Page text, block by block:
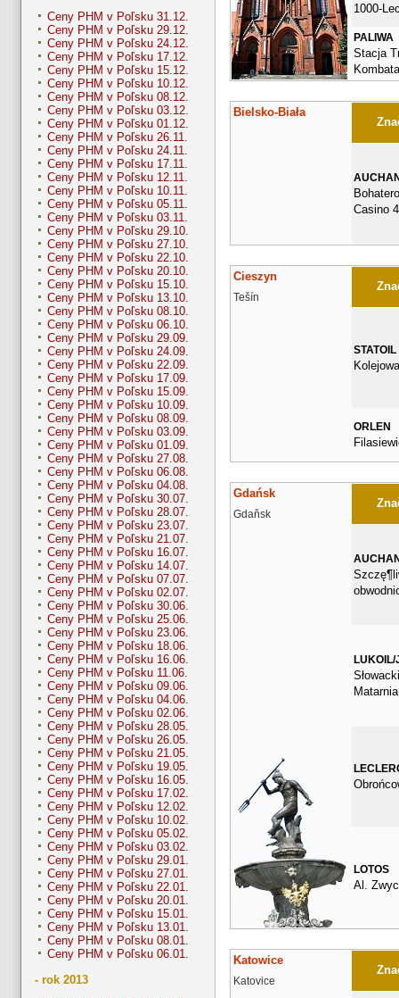
Ceny PHM v Poľsku 31.12.
Ceny PHM v Poľsku 29.12.
Ceny PHM v Poľsku 24.12.
Ceny PHM v Poľsku 17.12.
Ceny PHM v Poľsku 15.12.
Ceny PHM v Poľsku 10.12.
Ceny PHM v Poľsku 08.12.
Ceny PHM v Poľsku 03.12.
Ceny PHM v Poľsku 01.12.
Ceny PHM v Poľsku 26.11.
Ceny PHM v Poľsku 24.11.
Ceny PHM v Poľsku 17.11.
Ceny PHM v Poľsku 12.11.
Ceny PHM v Poľsku 10.11.
Ceny PHM v Poľsku 05.11.
Ceny PHM v Poľsku 03.11.
Ceny PHM v Poľsku 29.10.
Ceny PHM v Poľsku 27.10.
Ceny PHM v Poľsku 22.10.
Ceny PHM v Poľsku 20.10.
Ceny PHM v Poľsku 15.10.
Ceny PHM v Poľsku 13.10.
Ceny PHM v Poľsku 08.10.
Ceny PHM v Poľsku 06.10.
Ceny PHM v Poľsku 29.09.
Ceny PHM v Poľsku 24.09.
Ceny PHM v Poľsku 22.09.
Ceny PHM v Poľsku 17.09.
Ceny PHM v Poľsku 15.09.
Ceny PHM v Poľsku 10.09.
Ceny PHM v Poľsku 08.09.
Ceny PHM v Poľsku 03.09.
Ceny PHM v Poľsku 01.09.
Ceny PHM v Poľsku 27.08.
Ceny PHM v Poľsku 06.08.
Ceny PHM v Poľsku 04.08.
Ceny PHM v Poľsku 30.07.
Ceny PHM v Poľsku 28.07.
Ceny PHM v Poľsku 23.07.
Ceny PHM v Poľsku 21.07.
Ceny PHM v Poľsku 16.07.
Ceny PHM v Poľsku 14.07.
Ceny PHM v Poľsku 07.07.
Ceny PHM v Poľsku 02.07.
Ceny PHM v Poľsku 30.06.
Ceny PHM v Poľsku 25.06.
Ceny PHM v Poľsku 23.06.
Ceny PHM v Poľsku 18.06.
Ceny PHM v Poľsku 16.06.
Ceny PHM v Poľsku 11.06.
Ceny PHM v Poľsku 09.06.
Ceny PHM v Poľsku 04.06.
Ceny PHM v Poľsku 02.06.
Ceny PHM v Poľsku 28.05.
Ceny PHM v Poľsku 26.05.
Ceny PHM v Poľsku 21.05.
Ceny PHM v Poľsku 19.05.
Ceny PHM v Poľsku 16.05.
Ceny PHM v Poľsku 17.02.
Ceny PHM v Poľsku 12.02.
Ceny PHM v Poľsku 10.02.
Ceny PHM v Poľsku 05.02.
Ceny PHM v Poľsku 03.02.
Ceny PHM v Poľsku 29.01.
Ceny PHM v Poľsku 27.01.
Ceny PHM v Poľsku 22.01.
Ceny PHM v Poľsku 20.01.
Ceny PHM v Poľsku 15.01.
Ceny PHM v Poľsku 13.01.
Ceny PHM v Poľsku 08.01.
Ceny PHM v Poľsku 06.01.
- rok 2013
1000-
PALIWA
Stacja
Bielsko-Biała
Casino
Cieszyn
Tešín
STATOIL
ORLEN
Gdańsk
Gdaňsk
LUKOIL/
LOTOS
Al.
Katowice
Katovice